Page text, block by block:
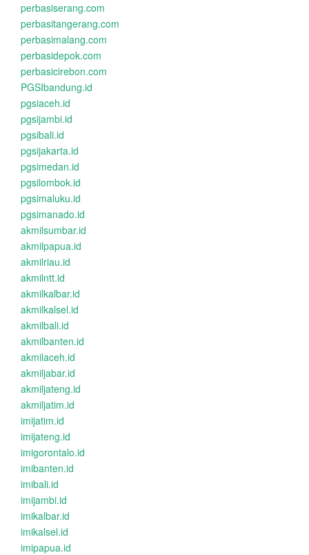
perbasiserang.com
perbasitangerang.com
perbasimalang.com
perbasidepok.com
perbasicirebon.com
PGSIbandung.id
pgsiaceh.id
pgsijambi.id
pgsibali.id
pgsijakarta.id
pgsimedan.id
pgsilombok.id
pgsimaluku.id
pgsimanado.id
akmilsumbar.id
akmilpapua.id
akmilriau.id
akmilntt.id
akmilkalbar.id
akmilkalsel.id
akmilbali.id
akmilbanten.id
akmilaceh.id
akmiljabar.id
akmiljateng.id
akmiljatim.id
imijatim.id
imijateng.id
imigorontalo.id
imibanten.id
imibali.id
imijambi.id
imikalbar.id
imikalsel.id
imipapua.id